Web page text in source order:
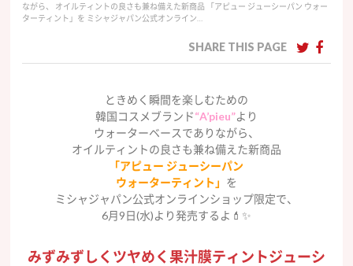
ながら、 オイルティントの良さも兼ね備えた新商品 「アピュー ジューシーパン ウォー
ターティント」を ミシャジャパン公式オンライン…
SHARE THIS PAGE
ときめく瞬間を楽しむための
韓国コスメブランド“A’pieu”より
ウォーターベースでありながら、
オイルティントの良さも兼ね備えた新商品
「アピュー ジューシーパン
ウォーターティント」 を
ミシャジャパン公式オンラインショップ限定で、
6月9日(水)より発売するよ💄✨
みずみずしくツヤめく果汁膜ティントジューシ